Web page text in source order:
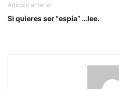
Artículo anterior
Si quieres ser “espía” …lee.